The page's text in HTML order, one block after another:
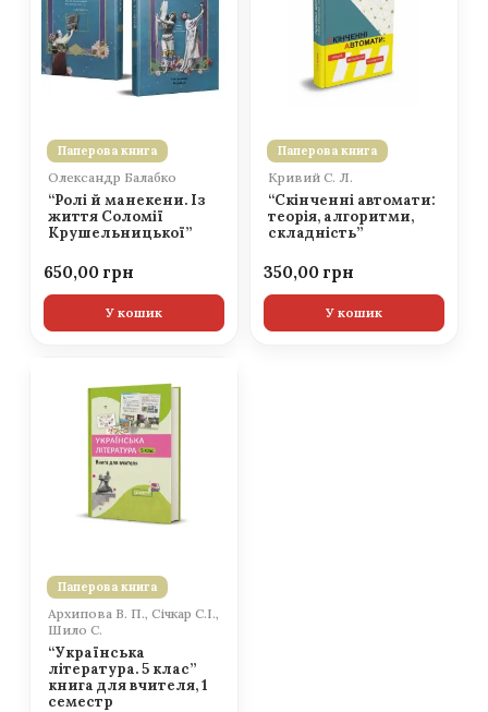
Паперова книга
Олександр Балабко
“Ролі й манекени. Із
життя Соломії
Крушельницької”
650,00
У кошик
Паперова книга
Кривий С. Л.
“Скінченні автомати:
теорія, алгоритми,
складність”
350,00
У кошик
Паперова книга
Архипова В. П., Січкар С.І.,
Шило С.
“Українська
література. 5 клас”
книга для вчителя, 1
семестр